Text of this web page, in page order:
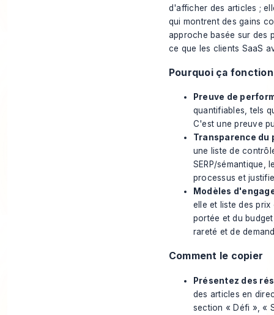
d'afficher des articles ;
qui montrent des gains
approche basée sur des
ce que les clients SaaS
Pourquoi ça
Preuve de
quantifiables, tels
C'est une preuve
Transparence du
une liste de
SERP/sémantique,
processus et
Modèles
elle et liste des
portée et du
rareté et de
Comment le copier
Présentez des
des articles en
section « Défi », «